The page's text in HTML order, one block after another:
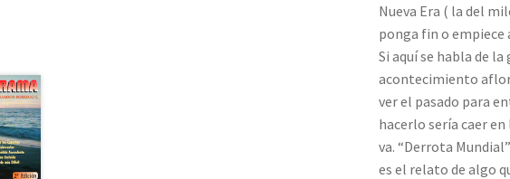
Nueva Era ( la del
ponga fin o empiece
Si aquí se habla de
acontecimiento
ver el pasado para
hacerlo sería caer en
va. “Derrota
es el relato de algo